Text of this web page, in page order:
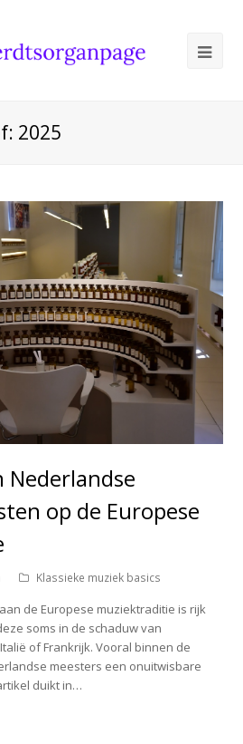
2025
Nederlandse
op de Europese
Klassieke muziek basics
de Europese muziektraditie is rijk
soms in de schaduw van
of Frankrijk. Vooral binnen de
meesters een onuitwisbare
duikt in…